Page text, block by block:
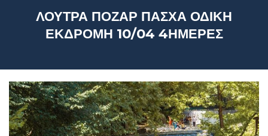
ΛΟΥΤΡΑ ΠΟΖΑΡ ΠΑΣΧΑ ΟΔΙΚΗ
ΕΚΔΡΟΜΗ 10/04 4ΗΜΕΡΕΣ